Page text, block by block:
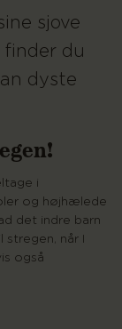
sjove
finder du
dyste
i
og højhælede
det indre barn
når I
også